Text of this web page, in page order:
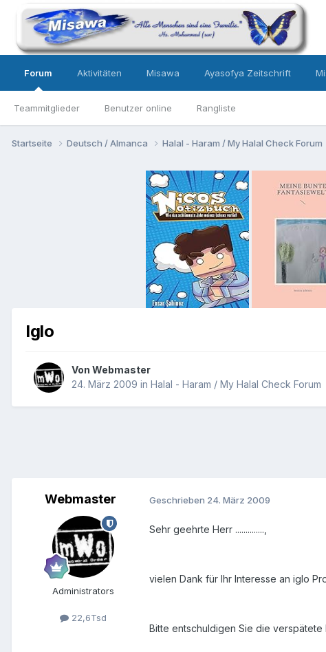
Forum
Teammitglieder Benutzer online Rangliste
Aktivitäten Misawa Ayasofya Zeitschrift
Startseite Deutsch / Almanca Halal - Haram / My Halal Check Forum
Iglo
Von Webmaster
24. März 2009 in Halal - Haram / My Halal Check Forum
Webmaster
Administrators
22,6Tsd
Geschrieben 24. März 2009
Sehr geehrte Herr ..............,
vielen Dank für Ihr Interesse an iglo
Bitte entschuldigen Sie die verspätete